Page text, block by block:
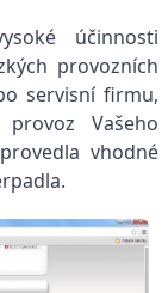
účinnosti
provozních
servisní firmu,
Vašeho
vhodné